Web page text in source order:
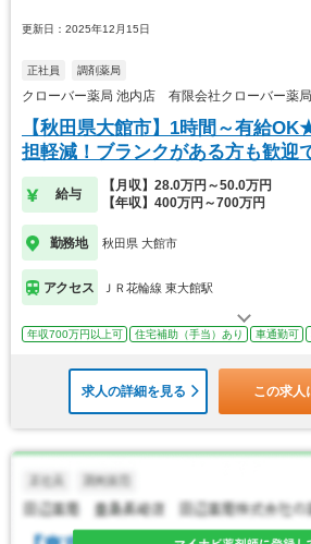
更新日：2025年12月15日
正社員 調剤薬局
クローバー薬局 池内店 有限会社クローバー薬
【秋田県大館市】1時間～有給
担軽減！ブランクがある方も歓迎
給与
【月収】28.0万円～50.0万円
【年収】400万円～700万円
勤務地 秋田県 大館市
アクセス ＪＲ花輪線 東大館駅
年収700万円以上可 住宅補助（手当）あり 車通勤可
求人の詳細を見る この求人